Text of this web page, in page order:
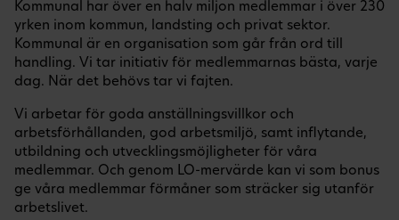
Kommunal har över en halv miljon medlemmar i över 230
yrken inom kommun, landsting och privat sektor.
Kommunal är en organisation som går från ord till
handling. Vi tar initiativ för medlemmarnas bästa, varje
dag. När det behövs tar vi fajten.
Vi arbetar för goda anställningsvillkor och
arbetsförhållanden, god arbetsmiljö, samt inflytande,
utbildning och utvecklingsmöjligheter för våra
medlemmar. Och genom LO-mervärde kan vi som bonus
ge våra medlemmar förmåner som sträcker sig utanför
arbetslivet.